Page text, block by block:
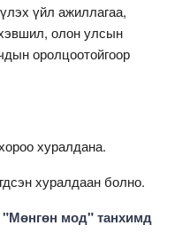
үйл ажиллагаа,
олон улсын
оролцоотойгоор
хуралдана.
хуралдаан болно.
"Мөнгөн мод" танхимд